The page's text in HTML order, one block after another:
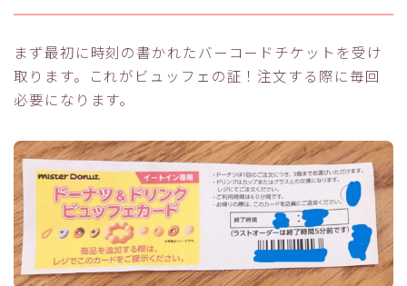
まず最初に時刻の書かれたバーコードチケットを受け
取ります。これがビュッフェの証！注文する際に毎回
必要になります。